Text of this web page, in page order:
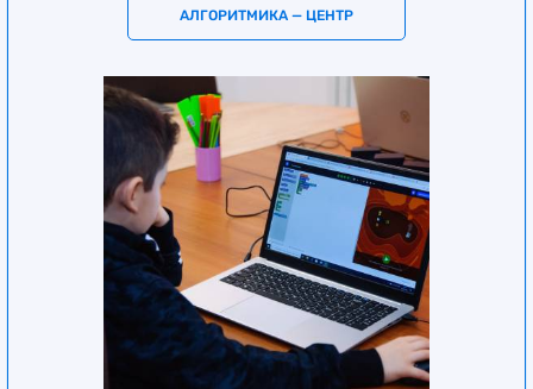
АЛГОРИТМИКА — ЦЕНТР